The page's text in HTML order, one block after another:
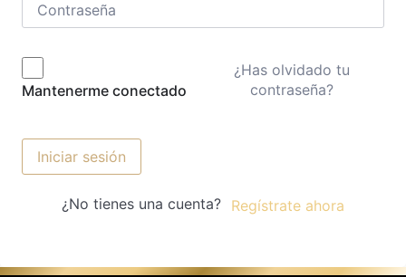
Mantenerme conectado
¿Has olvidado tu
contraseña?
Iniciar sesión
¿No tienes una cuenta? Regístrate ahora